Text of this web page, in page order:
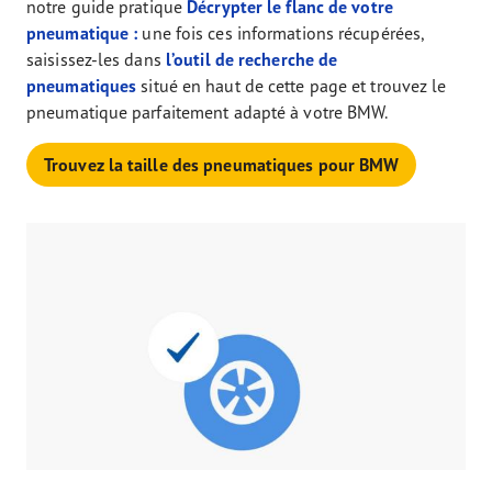
notre guide pratique Décrypter le flanc de votre
pneumatique : une fois ces informations récupérées,
saisissez-les dans l’outil de recherche de
pneumatiques situé en haut de cette page et trouvez le
pneumatique parfaitement adapté à votre BMW.
Trouvez la taille des pneumatiques pour BMW